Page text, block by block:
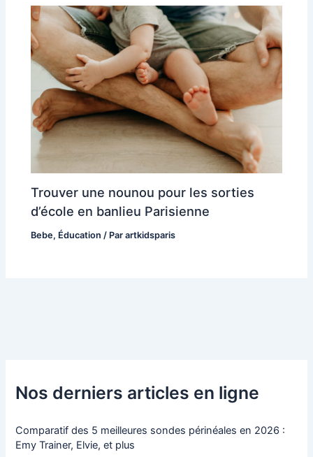
Trouver une nounou pour les sorties
d’école en banlieu Parisienne
Bebe, Éducation / Parartkidsparis
Nos derniers articles en ligne
Comparatif des 5 meilleures sondes périnéales en 2026 :
Emy Trainer, Elvie, et plus